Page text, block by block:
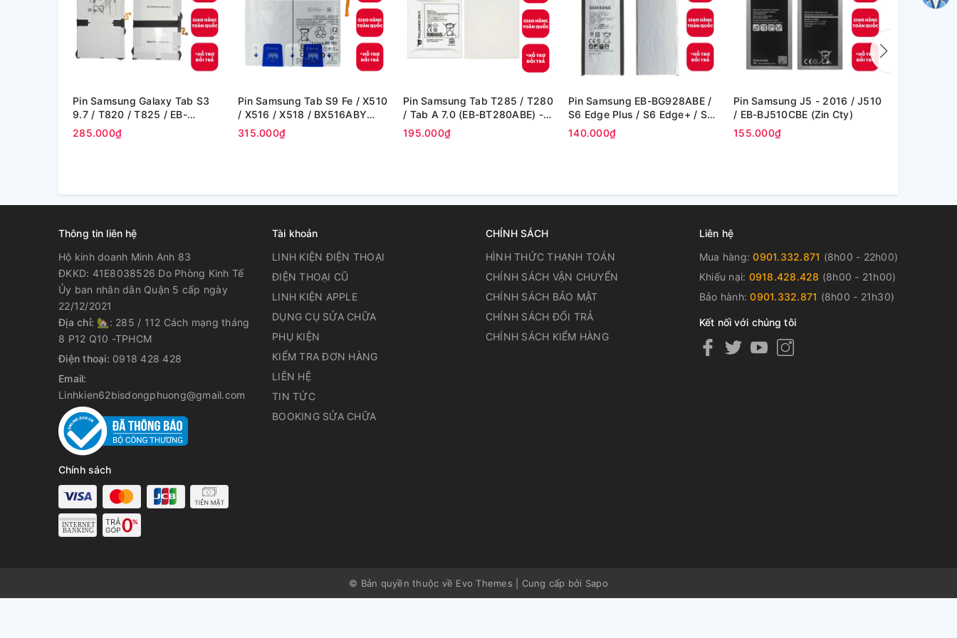
Pin Samsung Galaxy Tab S3
9.7 / T820 / T825 / EB-
BT825ABE - 6000 mAh (Zin
hãng)
285.000₫
Pin Samsung Tab S9 Fe / X510
/ X516 / X518 / BX516ABY
8000mAh 30.88Wh (Zin cty)
315.000₫
Pin Samsung Tab T285 / T280
/ Tab A 7.0 (EB-BT280ABE) -
(Zin Cty)
195.000₫
Pin Samsung EB-BG928ABE /
S6 Edge Plus / S6 Edge+ / S6
Edge plus (Zin Cty)
140.000₫
Pin Samsung J5 - 2016 / J510
/ EB-BJ510CBE (Zin Cty)
155.000₫
Thông tin liên hệ
Hộ kinh doanh Minh Anh 83
ĐKKD: 41E8038526 Do Phòng Kinh Tế
Ủy ban nhân dân Quận 5 cấp ngày
22/12/2021
Địa chỉ: 🏡: 285 / 112 Cách mạng tháng
8 P12 Q10 -TPHCM
Điện thoại: 0918 428 428
Email:
Linhkien62bisdongphuong@gmail.com
Chính sách
Tài khoản
LINH KIỆN ĐIỆN THOẠI
ĐIỆN THOẠI CŨ
LINH KIỆN APPLE
DỤNG CỤ SỬA CHỮA
PHỤ KIỆN
KIỂM TRA ĐƠN HÀNG
LIÊN HỆ
TIN TỨC
BOOKING SỬA CHỮA
CHÍNH SÁCH
HÌNH THỨC THANH TOÁN
CHÍNH SÁCH VẬN CHUYỂN
CHÍNH SÁCH BẢO MẬT
CHÍNH SÁCH ĐỔI TRẢ
CHÍNH SÁCH KIỂM HÀNG
Liên hệ
Mua hàng:0901.332.871 (8h00 - 22h00)
Khiếu nại: 0918.428.428 (8h00 - 21h00)
Bảo hành:0901.332.871 (8h00 - 21h30)
Kết nối với chúng tôi
© Bản quyền thuộc về Evo Themes Cung cấp bởi Sapo